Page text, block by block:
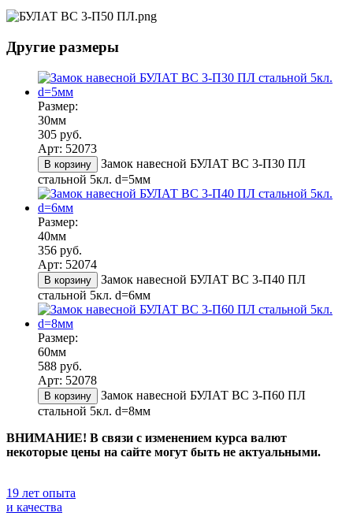
Другие размеры
Размер:
30мм
305 руб.
Арт: 52073
В корзину
Замок навесной БУЛАТ ВС 3-П30 ПЛ
стальной 5кл. d=5мм
Размер:
40мм
356 руб.
Арт: 52074
В корзину
Замок навесной БУЛАТ ВС 3-П40 ПЛ
стальной 5кл. d=6мм
Размер:
60мм
588 руб.
Арт: 52078
В корзину
Замок навесной БУЛАТ ВС 3-П60 ПЛ
стальной 5кл. d=8мм
ВНИМАНИЕ! В связи с изменением курса валют
некоторые цены на сайте могут быть не актуальными.
19 лет опыта
и качества